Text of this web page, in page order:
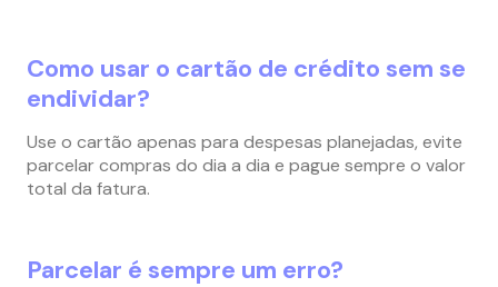
Como usar o cartão de crédito sem se
endividar?
Use o cartão apenas para despesas planejadas, evite
parcelar compras do dia a dia e pague sempre o valor
total da fatura.
Parcelar é sempre um erro?